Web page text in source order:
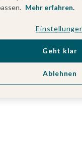
Mehr erfahren.
Ablehnen
Geht klar